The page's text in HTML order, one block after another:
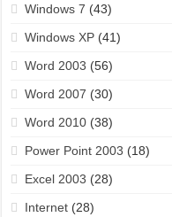
Windows 7 (43)
Windows XP(41)
Word 2003 (56)
Word 2007 (30)
Word 2010(38)
Power Point 2003 (18)
Excel 2003 (28)
Internet(28)